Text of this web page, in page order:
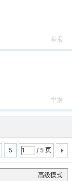
举报
举报
5 / 5 页
高级模式